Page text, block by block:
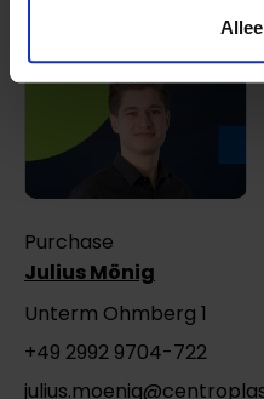
Purchase
Julius Mönig
Unterm Ohmberg 1
+49 2992 9704-722